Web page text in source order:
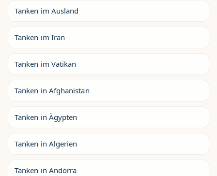
Tanken im Ausland
Tanken im Iran
Tanken im Vatikan
Tanken in Afghanistan
Tanken in Ägypten
Tanken in Algerien
Tanken in Andorra